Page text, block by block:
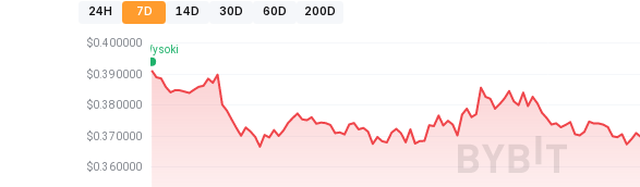
24H 7D 14D 30D 60D 200D